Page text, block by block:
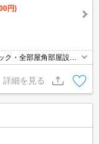
円)
ク・全部屋角部屋設
詳細を見る